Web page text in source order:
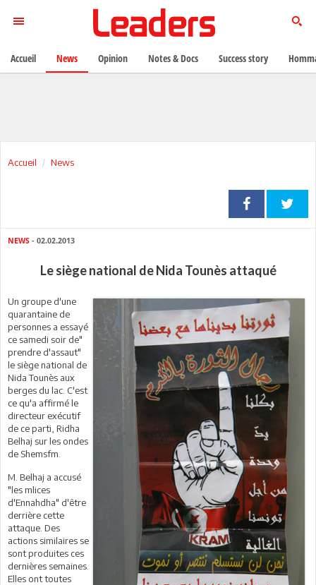
Accueil News
NEWS - 02.02.2013
Le siège national de Nida Tounès attaqué
Un groupe d'une
quarantaine de
personnes a essayé
ce samedi soir de"
prendre d'assaut"
le siège national de
Nida Tounès aux
berges du lac. C'est
ce qu'a affirmé le
directeur exécutif
de ce parti, Ridha
Belhaj sur les ondes
de Shemsfm.
M. Belhaj a accusé
"les mlices
d'Ennahdha" d'être
derrière cette
attaque. Des
actions similaires se
sont produites ces
dernières semaines.
Elles ont toutes
Accueil News Opinion Notes & Docs Success story